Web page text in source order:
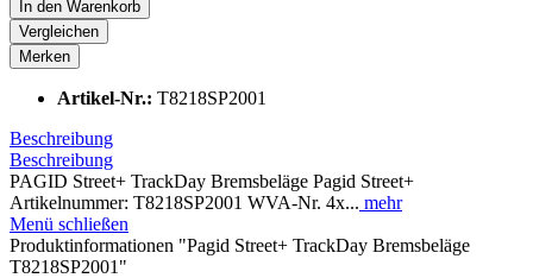
In den Warenkorb
Vergleichen
Merken
Artikel-Nr.: T8218SP2001
Beschreibung
Beschreibung
PAGID Street+ TrackDay Bremsbeläge Pagid Street+
Artikelnummer: T8218SP2001 WVA-Nr. 4x... mehr
Menü schließen
Produktinformationen "Pagid Street+ TrackDay Bremsbeläge
T8218SP2001"